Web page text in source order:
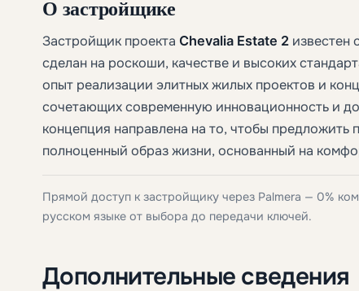
О застройщике
Застройщик проекта Chevalia Estate 2 известен
сделан на роскоши, качестве и высоких
опыт реализации элитных жилых проектов и
сочетающих современную инновационность и
концепция направлена на то, чтобы предложить
полноценный образ жизни, основанный на
Прямой доступ к застройщику через Palmera — 0%
русском языке от выбора до передачи ключей.
Дополнительные сведения